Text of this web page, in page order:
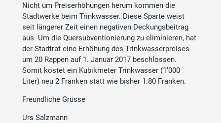
Nicht um Preiserhöhungen herum kommen die
Stadtwerke beim Trinkwasser. Diese Sparte weist
seit längerer Zeit einen negativen Deckungsbeitrag
aus. Um die Quersubventionierung zu eliminieren, hat
der Stadtrat eine Erhöhung des Trinkwasserpreises
um 20 Rappen auf 1. Januar 2017 beschlossen.
Somit kostet ein Kubikmeter Trinkwasser (1‘000
Liter) neu 2 Franken statt wie bisher 1.80 Franken.
Freundliche Grüsse
Urs Salzmann